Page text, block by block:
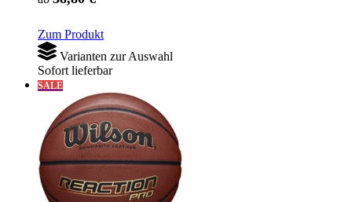
Zum Produkt
Varianten zur Auswahl
Sofort lieferbar
SALE